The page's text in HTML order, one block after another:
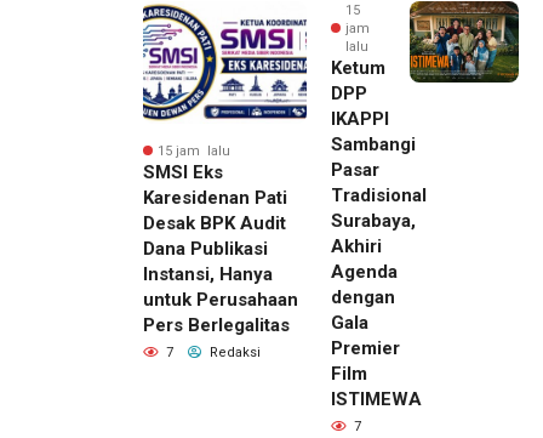
15 jam lalu
SMSI Eks
Karesidenan Pati
Desak BPK Audit
Dana Publikasi
Instansi, Hanya
untuk Perusahaan
Pers Berlegalitas
7 Redaksi
15
jam
lalu
Ketum
DPP
IKAPPI
Sambangi
Pasar
Tradisional
Surabaya,
Akhiri
Agenda
dengan
Gala
Premier
Film
ISTIMEWA
7